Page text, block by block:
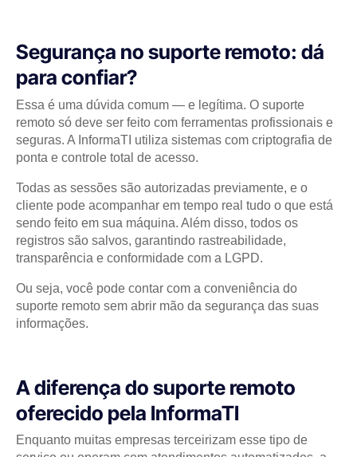
Segurança no suporte remoto: dá
para confiar?
Essa é uma dúvida comum — e legítima. O suporte
remoto só deve ser feito com ferramentas profissionais e
seguras. A InformaTI utiliza sistemas com criptografia de
ponta e controle total de acesso.
Todas as sessões são autorizadas previamente, e o
cliente pode acompanhar em tempo real tudo o que está
sendo feito em sua máquina. Além disso, todos os
registros são salvos, garantindo rastreabilidade,
transparência e conformidade com a LGPD.
Ou seja, você pode contar com a conveniência do
suporte remoto sem abrir mão da segurança das suas
informações.
A diferença do suporte remoto
oferecido pela InformaTI
Enquanto muitas empresas terceirizam esse tipo de